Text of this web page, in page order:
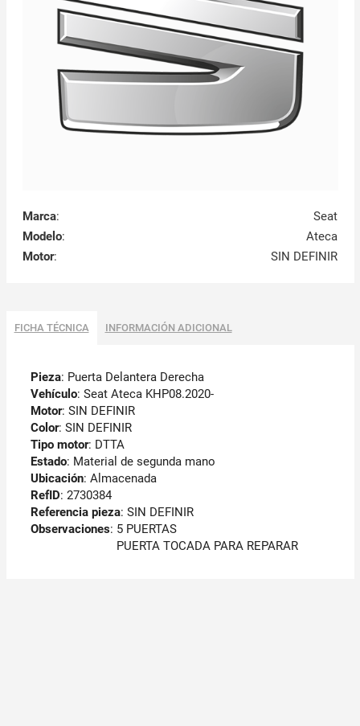
Marca:
Seat
Modelo:
Ateca
Motor: SIN DEFINIR
FICHA TÉCNICA INFORMACIÓN ADICIONAL
Pieza: Puerta Delantera Derecha
Vehículo: Seat Ateca KHP08.2020-
Motor: SIN DEFINIR
Color: SIN DEFINIR
Tipo motor: DTTA
Estado: Material de segunda mano
Ubicación: Almacenada
RefID: 2730384
Referencia pieza: SIN DEFINIR
Observaciones: 5 PUERTAS
PUERTA TOCADA PARA REPARAR